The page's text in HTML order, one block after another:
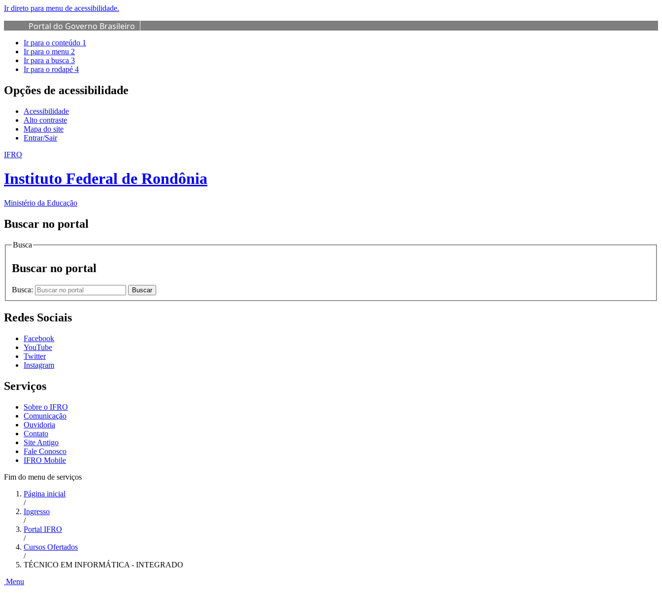
Ir direto para menu de acessibilidade.
Portal do Governo Brasileiro
Ir para o conteúdo 1
Ir para o menu 2
Ir para a busca 3
Ir para o rodapé 4
Opções de acessibilidade
Acessibilidade
Alto contraste
Mapa do site
Entrar/Sair
IFRO
Instituto Federal de Rondônia
Ministério da Educação
Buscar no portal
Busca
Buscar no portal
Busca: Buscar
Redes Sociais
Facebook
YouTube
Twitter
Instagram
Serviços
Sobre o IFRO
Comunicação
Ouvidoria
Contato
Site Antigo
Fale Conosco
IFRO Mobile
Fim do menu de serviços
Página inicial
/
Ingresso
/
Portal IFRO
/
Cursos Ofertados
/
TÉCNICO EM INFORMÁTICA - INTEGRADO
Menu